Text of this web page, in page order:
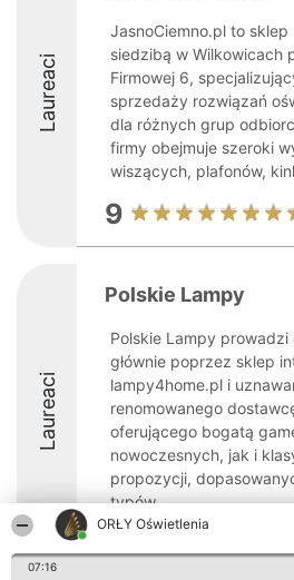
ORŁY Oświetlenia
07:16
Laureaci
JasnoCiemno.pl to
siedzibą w Wilkowicach
Firmowej 6,
sprzedaży rozwiązań
dla różnych grup
firmy obejmuje szeroki
wiszących, plafonów,
9
Laureaci
Polskie Lampy
Polskie Lampy prowadzi
głównie poprzez sklep
lampy4home.pl i
renomowanego
oferującego bogatą
nowoczesnych, jak i
propozycji,
typów ...
8.7